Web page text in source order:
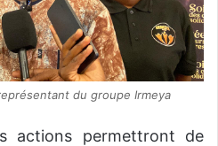
du groupe Irmeya
actions permettront de